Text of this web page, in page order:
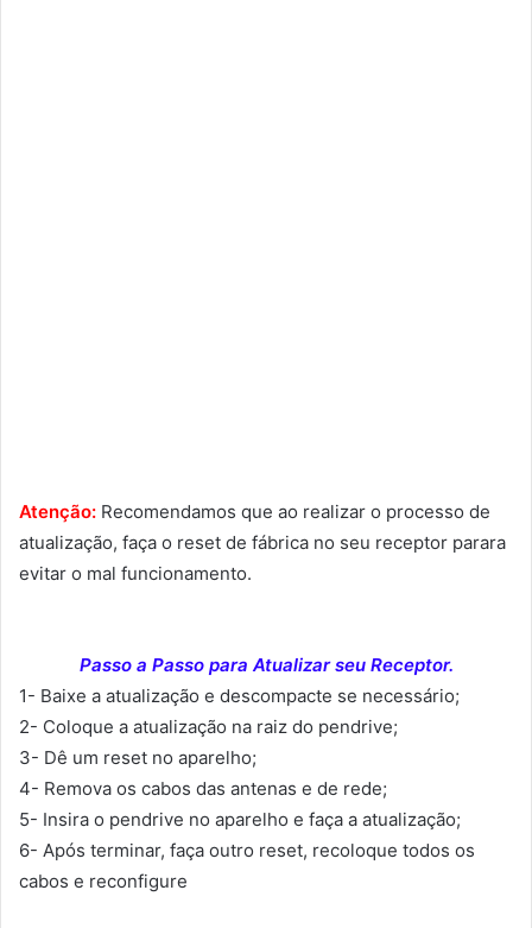
Atenção: Recomendamos que ao realizar o processo de
atualização, faça o reset de fábrica no seu receptor parara
evitar o mal funcionamento.
Passo a Passo para Atualizar seu Receptor.
1- Baixe a atualização e descompacte se necessário;
2- Coloque a atualização na raiz do pendrive;
3- Dê um reset no aparelho;
4- Remova os cabos das antenas e de rede;
5- Insira o pendrive no aparelho e faça a atualização;
6- Após terminar, faça outro reset, recoloque todos os
cabos e reconfigure